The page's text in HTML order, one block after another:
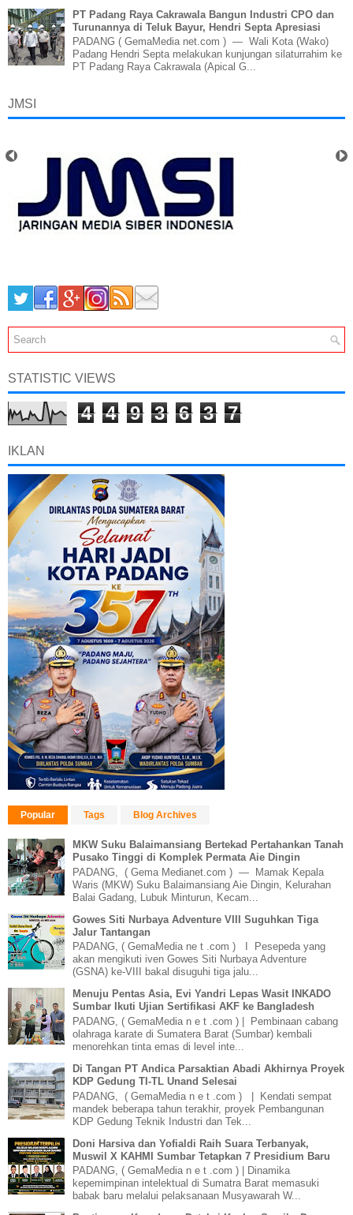
PT Padang Raya Cakrawala Bangun Industri CPO dan
Turunannya di Teluk Bayur, Hendri Septa Apresiasi
PADANG ( GemaMedia net.com ) — Wali Kota (Wako)
Padang Hendri Septa melakukan kunjungan silaturrahim ke
PT Padang Raya Cakrawala (Apical G...
JMSI
STATISTIC VIEWS
4 4 9 3 6 3 7
IKLAN
Popular Tags Blog Archives
MKW Suku Balaimansiang Bertekad Pertahankan Tanah
Pusako Tinggi di Komplek Permata Aie Dingin
PADANG, ( Gema Medianet.com ) — Mamak Kepala
Waris (MKW) Suku Balaimansiang Aie Dingin, Kelurahan
Balai Gadang, Lubuk Minturun, Kecam...
Gowes Siti Nurbaya Adventure VIII Suguhkan Tiga
Jalur Tantangan
PADANG, ( GemaMedia ne t .com ) I Pesepeda yang
akan mengikuti iven Gowes Siti Nurbaya Adventure
(GSNA) ke-VIII bakal disuguhi tiga jalu...
Menuju Pentas Asia, Evi Yandri Lepas Wasit INKADO
Sumbar Ikuti Ujian Sertifikasi AKF ke Bangladesh
PADANG, ( GemaMedia n e t .com ) | Pembinaan cabang
olahraga karate di Sumatera Barat (Sumbar) kembali
menorehkan tinta emas di level inte...
Di Tangan PT Andica Parsaktian Abadi Akhirnya Proyek
KDP Gedung TI-TL Unand Selesai
PADANG, ( GemaMedia n e t .com ) | Kendati sempat
mandek beberapa tahun terakhir, proyek Pembangunan
KDP Gedung Teknik Industri dan Tek...
Doni Harsiva dan Yofialdi Raih Suara Terbanyak,
Muswil X KAHMI Sumbar Tetapkan 7 Presidium Baru
PADANG, ( GemaMedia n e t .com ) | Dinamika
kepemimpinan intelektual di Sumatra Barat memasuki
babak baru melalui pelaksanaan Musyawarah W...